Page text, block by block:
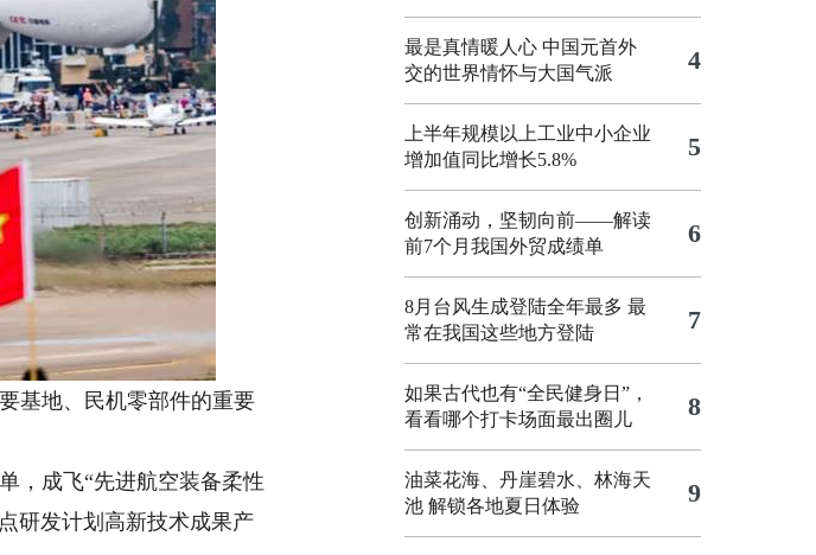
基地、民机零部件的重要
，成飞“先进航空装备柔性
研发计划高新技术成果产
最是真情暖人心 中国元首外
交的世界情怀与大国气派
4
上半年规模以上工业中小企业
增加值同比增长5.8%
5
创新涌动，坚韧向前——解读
前7个月我国外贸成绩单
6
8月台风生成登陆全年最多 最
常在我国这些地方登陆
7
如果古代也有“全民健身日”，
看看哪个打卡场面最出圈儿
8
油菜花海、丹崖碧水、林海天
池 解锁各地夏日体验
9